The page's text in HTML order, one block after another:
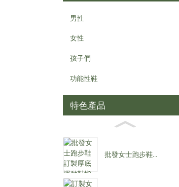
男性
女性
孩子們
功能性鞋
特色產品
批發女士跑步鞋...